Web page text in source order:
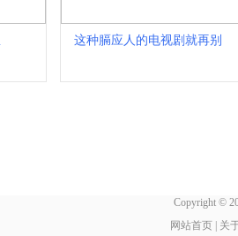
这种膈应人的电视剧就再别
Copyright ©
网站首页
关